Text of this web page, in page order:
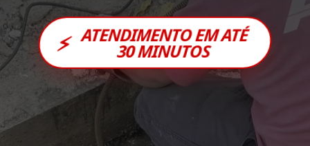
⚡ ATENDIMENTO EM ATÉ
30 MINUTOS